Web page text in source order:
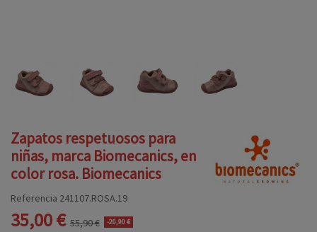
Zapatos respetuosos para
niñas, marca Biomecanics, en
color rosa. Biomecanics
Referencia 241107.ROSA.19
35,00 € 55,90 € -20,90 €